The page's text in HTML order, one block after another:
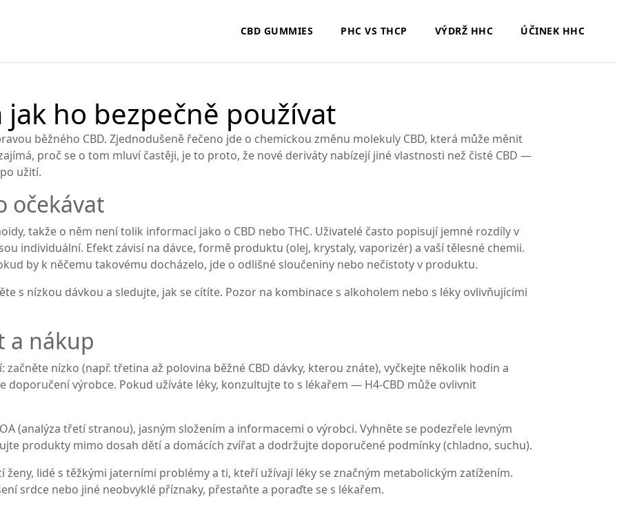
CBD GUMMIES PHC VS THCP VÝDRŽ HHC ÚČINEK HHC
jak ho bezpečně používat
běžného CBD. Zjednodušeně řečeno jde o chemickou změnu molekuly CBD, která může měnit
proč se o tom mluví častěji, je to proto, že nové deriváty nabízejí jiné vlastnosti než čisté CBD —
užití.
očekávat
takže o něm není tolik informací jako o CBD nebo THC. Uživatelé často popisují jemné rozdíly v
individuální. Efekt závisí na dávce, formě produktu (olej, krystaly, vaporizér) a vaší tělesné chemii.
by k něčemu takovému docházelo, jde o odlišné sloučeniny nebo nečistoty v produktu.
s nízkou dávkou a sledujte, jak se cítíte. Pozor na kombinace s alkoholem nebo s léky ovlivňujícími
a nákup
nízko (např. třetina až polovina běžné CBD dávky, kterou znáte), vyčkejte několik hodin a
výrobce. Pokud užíváte léky, konzultujte to s lékařem — H4‑CBD může ovlivnit
(analýza třetí stranou), jasným složením a informacemi o výrobci. Vyhněte se podezřele levným
produkty mimo dosah dětí a domácích zvířat a dodržujte doporučené podmínky (chladno, suchu).
ženy, lidé s těžkými jaterními problémy a ti, kteří užívají léky se značným metabolickým zatížením.
srdce nebo jiné neobvyklé příznaky, přestaňte a poraďte se s lékařem.